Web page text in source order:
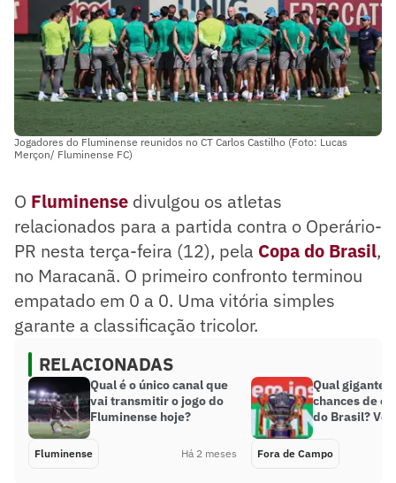
Jogadores do Fluminense reunidos no CT Carlos Castilho (Foto: Lucas
Merçon/ Fluminense FC)
O Fluminense divulgou os atletas
relacionados para a partida contra o Operário-
PR nesta terça-feira (12), pela Copa do Brasil,
no Maracanã. O primeiro confronto terminou
empatado em 0 a 0. Uma vitória simples
garante a classificação tricolor.
RELACIONADAS
Qual é o único canal que
vai transmitir o jogo do
Fluminense hoje?
Fluminense Há 2 meses
Qual gigante
chances de
do Brasil?
Fora de Campo